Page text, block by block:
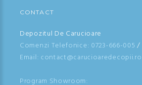
CONTACT
Depozitul De Carucioare
Comenzi Telefonice: 0723-666-005 /
Email: contact@carucioaredecopii.ro
Program Showroom: